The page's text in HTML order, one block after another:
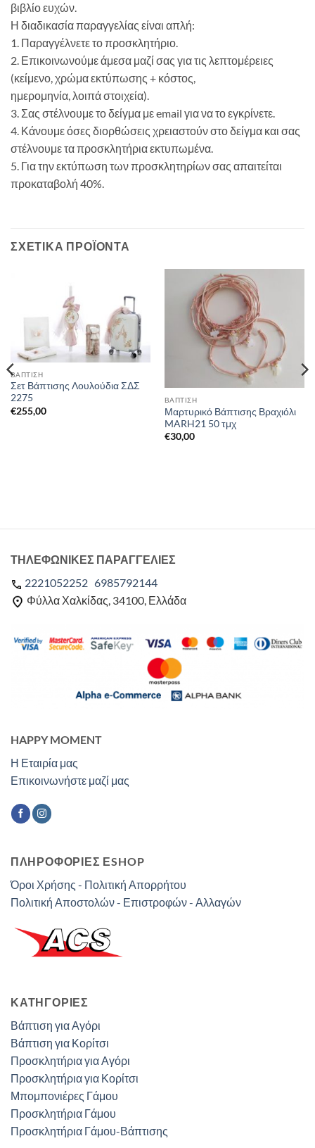
βιβλίο ευχών.
Η διαδικασία παραγγελίας είναι απλή:
1. Παραγγέλνετε το προσκλητήριο.
2. Επικοινωνούμε άμεσα μαζί σας για τις λεπτομέρειες
(κείμενο, χρώμα εκτύπωσης + κόστος,
ημερομηνία, λοιπά στοιχεία).
3. Σας στέλνουμε το δείγμα με email για να το εγκρίνετε.
4. Κάνουμε όσες διορθώσεις χρειαστούν στο δείγμα και σας
στέλνουμε τα προσκλητήρια εκτυπωμένα.
5. Για την εκτύπωση των προσκλητηρίων σας απαιτείται
προκαταβολή 40%.
ΣΧΕΤΙΚΆ ΠΡΟΪΌΝΤΑ
ΒΑΠΤΙΣΗ
Σετ Βάπτισης Λουλούδια ΣΔΣ
2275
€255,00
ΒΑΠΤΙΣΗ
Μαρτυρικό Βάπτισης Βραχιόλι
MARH21 50 τμχ
€30,00
HAPPY MOMENT
Η Εταιρία μας
Επικοινωνήστε μαζί μας
ΠΛΗΡΟΦΟΡΙΕΣ ΕSHOP
Όροι Χρήσης - Πολιτική Απορρήτου
Πολιτική Αποστολών - Επιστροφών - Αλλαγών
ΤΗΛΕΦΩΝΙΚΕΣ ΠΑΡΑΓΓΕΛΙΕΣ
2221052252 6985792144
Φύλλα Χαλκίδας, 34100, Ελλάδα
ΚΑΤΗΓΟΡΊΕΣ
Βάπτιση για Αγόρι
Βάπτιση για Κορίτσι
Προσκλητήρια για Αγόρι
Προσκλητήρια για Κορίτσι
Μπομπονιέρες Γάμου
Προσκλητήρια Γάμου
Προσκλητήρια Γάμου-Βάπτισης